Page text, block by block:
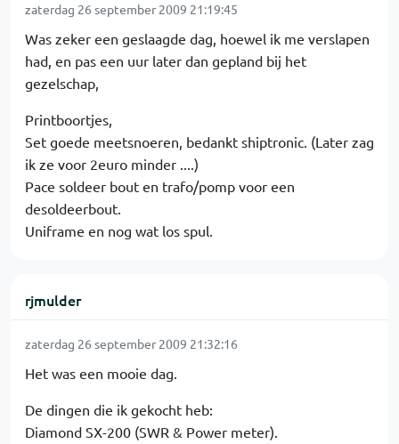
zaterdag 26 september 2009 21:19:45
Was zeker een geslaagde dag, hoewel ik me verslapen
had, en pas een uur later dan gepland bij het
gezelschap,
Printboortjes,
Set goede meetsnoeren, bedankt shiptronic. (Later zag
ik ze voor 2euro minder ....)
Pace soldeer bout en trafo/pomp voor een
desoldeerbout.
Uniframe en nog wat los spul.
rjmulder
zaterdag 26 september 2009 21:32:16
Het was een mooie dag.
De dingen die ik gekocht heb:
Diamond SX-200 (SWR & Power meter).